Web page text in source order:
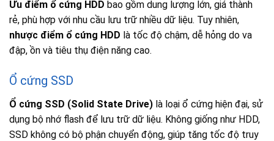
Ưu điểm ổ cứng HDD bao gồm dung lượng lớn, giá thành
rẻ, phù hợp với nhu cầu lưu trữ nhiều dữ liệu. Tuy nhiên,
nhược điểm ổ cứng HDD là tốc độ chậm, dễ hỏng do va
đập, ồn và tiêu thụ điện năng cao.
Ổ cứng SSD
Ổ cứng SSD (Solid State Drive) là loại ổ cứng hiện đại, sử
dụng bộ nhớ flash để lưu trữ dữ liệu. Không giống như HDD,
SSD không có bộ phận chuyển động, giúp tăng tốc độ truy